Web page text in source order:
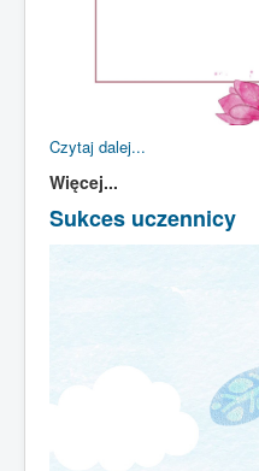
Czytaj dalej...
Więcej...
Sukces uczennicy